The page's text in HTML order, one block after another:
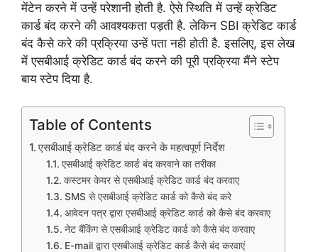
मेंटेन करने में उन्हें परेशानी होती है. ऐसे स्थिति में उन्हें क्रेडिट
कार्ड बंद करने की आवश्यकता पड़ती है. लेकिन SBI क्रेडिट कार्ड
बंद कैसे करे की प्रक्रिया उन्हें पता नही होती है. इसलिए, इस लेख
में एसबीआई क्रेडिट कार्ड बंद करने की पूरी प्रक्रिया मैंने स्टेप
बाय स्टेप दिया है.
Table of Contents
एसबीआई क्रेडिट कार्ड बंद करने के महत्वपूर्ण निर्देश
एसबीआई क्रेडिट कार्ड बंद करवाने का तरीका
कस्टमर केयर से एसबीआई क्रेडिट कार्ड बंद करवाए
SMS से एसबीआई क्रेडिट कार्ड को कैसे बंद करे
आवेदन पत्र द्वारा एसबीआई क्रेडिट कार्ड को कैसे बंद करवाए
नेट बैंकिंग से एसबीआई क्रेडिट कार्ड को कैसे बंद करवाए
E-mail द्वारा एसबीआई क्रेडिट कार्ड कैसे बंद करवाएं